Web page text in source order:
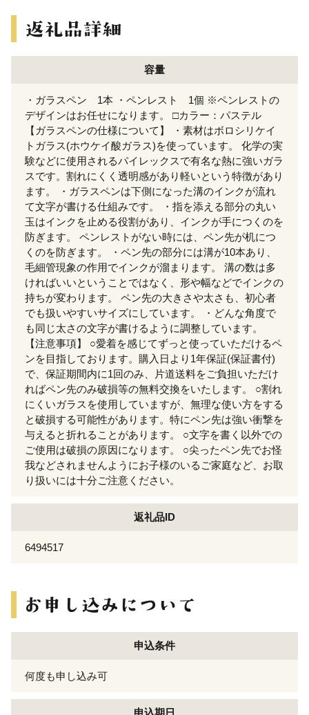
容量
・ガラスペン 1本 ・ペンレスト 1個 ※ペンレストの
デザインはお任せになります。 □カラー：パステル
【ガラスペンの仕様について】 ・素材はボロシリケイ
トガラス(ホウケイ酸ガラス)を使っています。 化学の実
験などに使用されるパイレックスで有名な熱に強いガラ
スです。割れにくく透明感があり軽いという特徴があり
ます。 ・ガラスペンは下側になった溝のインクが流れ
て文字が書ける仕組みです。 ・指を添える部分の丸い
玉はインクを止める役割があり、インクが手につくのを
防ぎます。 ペンレストがない時には、ペン先が机につ
くのを防ぎます。 ・ペン先の部分には溝が10本あり、
毛細管現象の作用でインクが溜まります。 溝の数は多
ければいいということではなく、形や幅などでインクの
持ちが変わります。 ペン先の大きさや太さも、初心者
でも扱いやすいサイズにしています。 ・どんな角度で
も同じ太さの文字が書けるように調整しています。
【注意事項】 ○愛着を感じてずっと使っていただけるペ
ンを目指しております。購入日より1年保証(保証書付)
で、保証期間内に1回のみ、片道送料をご負担いただけ
ればペン先のみ破損等の無料交換をいたします。 ○割れ
にくいガラスを使用していますが、無理な使い方をする
と破損する可能性があります。特にペン先は強い衝撃を
与えると折れることがあります。 ○文字を書く以外での
ご使用は破損の原因になります。 ○尖ったペン先でお怪
我などされませんようにお子様のいるご家庭など、お取
り扱いには十分ご注意ください。
返礼品ID
6494517
申込条件
何度も申し込み可
申込期日